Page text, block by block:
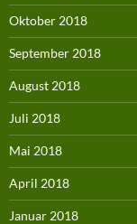
Oktober 2018
September 2018
August 2018
Juli 2018
Mai 2018
April 2018
Januar 2018